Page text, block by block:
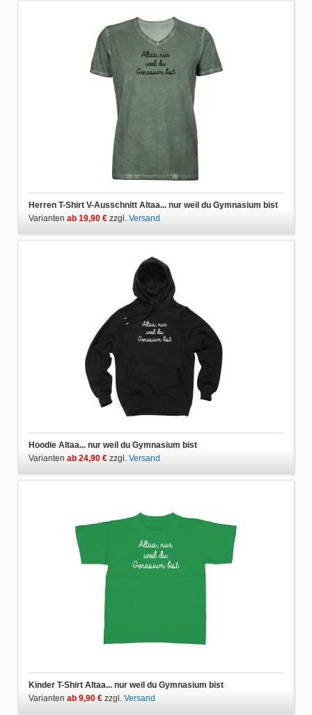
Herren T-Shirt V-Ausschnitt Altaa... nur weil du Gymnasium bist
Varianten ab 19,90 € zzgl. Versand
Hoodie Altaa... nur weil du Gymnasium bist
Varianten ab 24,90 € zzgl. Versand
Kinder T-Shirt Altaa... nur weil du Gymnasium bist
Varianten ab 9,90 € zzgl. Versand